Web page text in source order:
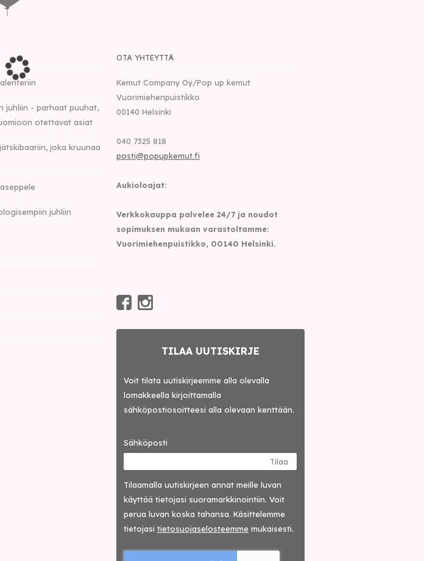
juhliin - parhaat puuhat,
otettavat asiat
joka kruunaa
juhliin
OTA YHTEYTTÄ
Kemut Company Oy/Pop up kemut
Vuorimiehenpuistikko
00140 Helsinki
040 7325 818
posti@popupkemut.fi
Aukioloajat:
Verkkokauppa palvelee 24/7 ja noudot
sopimuksen mukaan varastoltamme:
Vuorimiehenpuistikko, 00140 Helsinki.
TILAA UUTISKIRJE
Voit tilata uutiskirjeemme alla olevalla
lomakkeella kirjoittamalla
sähköpostiosoitteesi alla olevaan kenttään.
Sähköposti
Tilaa
Tilaamalla uutis­kirjeen annat meille luvan
käyttää tietojasi suora­markkinointiin. Voit
perua luvan koska tahansa. Käsittelemme
tietojasi tieto­suoja­selosteemmemukaisesti.